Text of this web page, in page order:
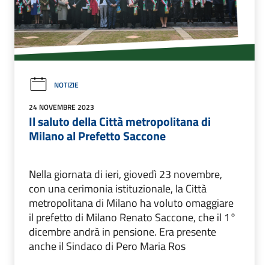
NOTIZIE
24 NOVEMBRE 2023
Il saluto della Città metropolitana di
Milano al Prefetto Saccone
Nella giornata di ieri, giovedì 23 novembre,
con una cerimonia istituzionale, la Città
metropolitana di Milano ha voluto omaggiare
il prefetto di Milano Renato Saccone, che il 1°
dicembre andrà in pensione. Era presente
anche il Sindaco di Pero Maria Ros